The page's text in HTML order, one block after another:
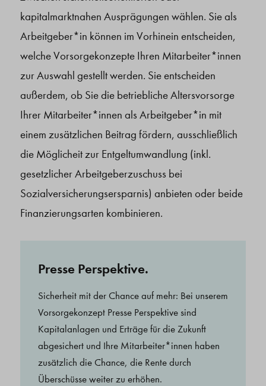
kapitalmarktnahen Ausprägungen wählen. Sie als
Arbeitgeber*in können im Vorhinein entscheiden,
welche Vorsorgekonzepte Ihren Mitarbeiter*innen
zur Auswahl gestellt werden. Sie entscheiden
außerdem, ob Sie die betriebliche Altersvorsorge
Ihrer Mitarbeiter*innen als Arbeitgeber*in mit
einem zusätzlichen Beitrag fördern, ausschließlich
die Möglicheit zur Entgeltumwandlung (inkl.
gesetzlicher Arbeitgeberzuschuss bei
Sozialversicherungsersparnis) anbieten oder beide
Finanzierungsarten kombinieren.
Presse Perspektive.
Sicherheit mit der Chance auf mehr: Bei unserem
Vorsorgekonzept Presse Perspektive sind
Kapitalanlagen und Erträge für die Zukunft
abgesichert und Ihre Mitarbeiter*innen haben
zusätzlich die Chance, die Rente durch
Überschüsse weiter zu erhöhen.